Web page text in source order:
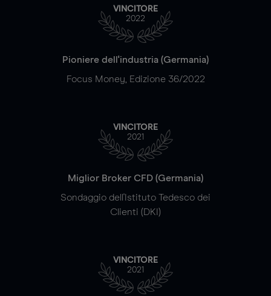
VINCITORE
2022
Pioniere dell'industria (Germania)
Focus Money, Edizione 36/2022
VINCITORE
2021
Miglior Broker CFD (Germania)
Sondaggio dell'Istituto Tedesco dei
Clienti (DKI)
VINCITORE
2021